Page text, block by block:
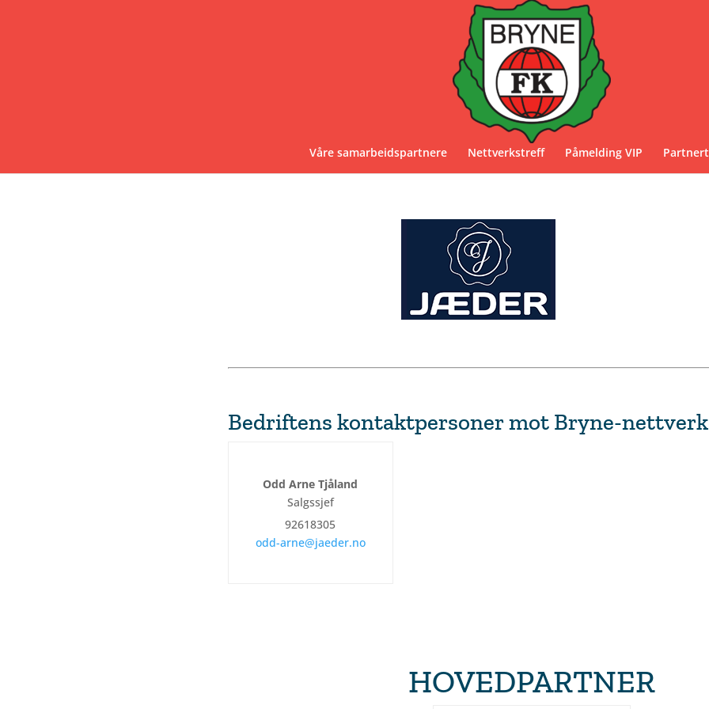
Våre samarbeidspartnere Nettverkstreff Påmelding VIP
Bedriftens kontaktpersoner mot Bryne-
Odd Arne Tjåland
Salgssjef
92618305
odd-arne@jaeder.no
HOVEDPARTNER